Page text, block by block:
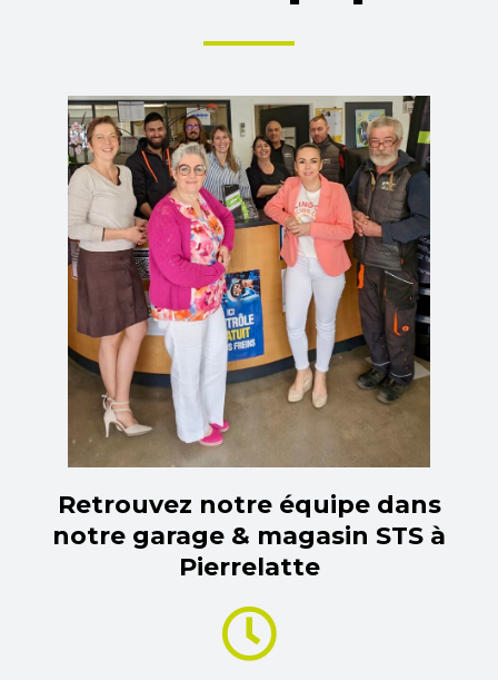
Retrouvez notre équipe dans
notre garage & magasin STS à
Pierrelatte